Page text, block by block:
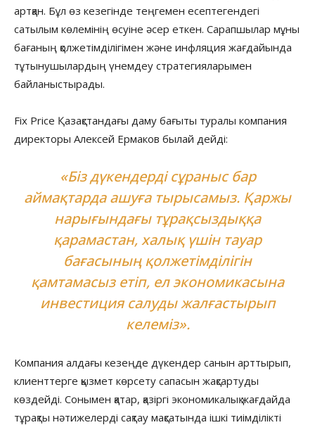
артқан. Бұл өз кезегінде теңгемен есептегендегі
сатылым көлемінің өсуіне әсер еткен. Сарапшылар мұны
бағаның қолжетімділігімен және инфляция жағдайында
тұтынушылардың үнемдеу стратегияларымен
байланыстырады.
Fix Price Қазақстандағы даму бағыты туралы компания
директоры Алексей Ермаков былай дейді:
«Біз дүкендерді сұраныс бар
аймақтарда ашуға тырысамыз. Қаржы
нарығындағы тұрақсыздыққа
қарамастан, халық үшін тауар
бағасының қолжетімділігін
қамтамасыз етіп, ел экономикасына
инвестиция салуды жалғастырып
келеміз».
Компания алдағы кезеңде дүкендер санын арттырып,
клиенттерге қызмет көрсету сапасын жақсартуды
көздейді. Сонымен қатар, қазіргі экономикалық жағдайда
тұрақты нәтижелерді сақтау мақсатында ішкі тиімділікті